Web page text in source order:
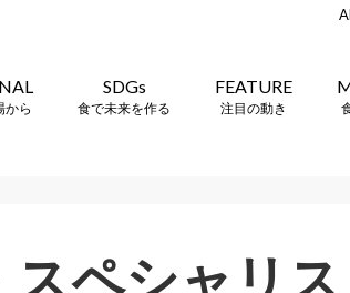
から
SDGs
食で未来を作る
FEATURE
注目の動き
スペシャリ